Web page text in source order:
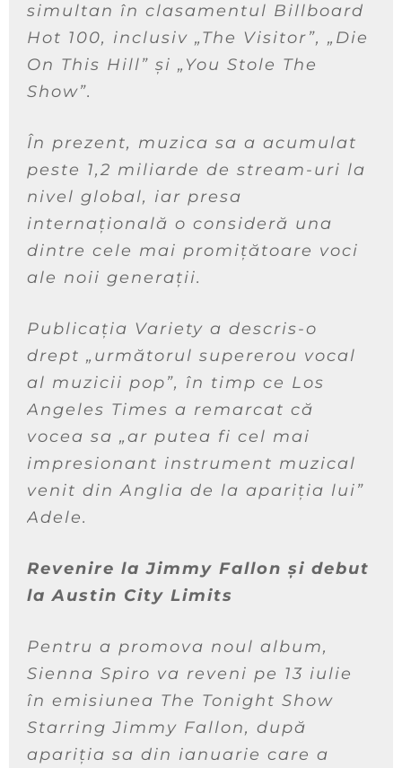
simultan în clasamentul Billboard
Hot 100, inclusiv „The Visitor”, „Die
On This Hill” și „You Stole The
Show”.
În prezent, muzica sa a acumulat
peste 1,2 miliarde de stream-uri la
nivel global, iar presa
internațională o consideră una
dintre cele mai promițătoare voci
ale noii generații.
Publicația Variety a descris-o
drept „următorul supererou vocal
al muzicii pop”, în timp ce Los
Angeles Times a remarcat că
vocea sa „ar putea fi cel mai
impresionant instrument muzical
venit din Anglia de la apariția lui”
Adele.
Revenire la Jimmy Fallon și debut
la Austin City Limits
Pentru a promova noul album,
Sienna Spiro va reveni pe 13 iulie
în emisiunea The Tonight Show
Starring Jimmy Fallon, după
apariția sa din ianuarie care a